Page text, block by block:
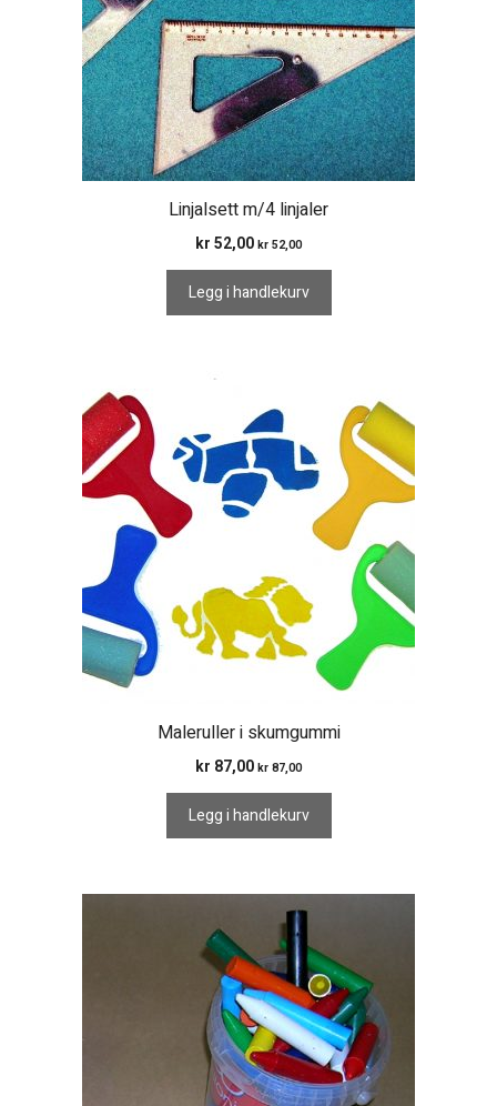
Linjalsett m/4 linjaler
kr 52,00 kr 52,00
Legg i handlekurv
Maleruller i skumgummi
kr 87,00 kr 87,00
Legg i handlekurv